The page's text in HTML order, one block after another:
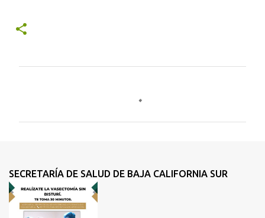
t
a
r
SECRETARÍA DE SALUD DE BAJA CALIFORNIA SUR